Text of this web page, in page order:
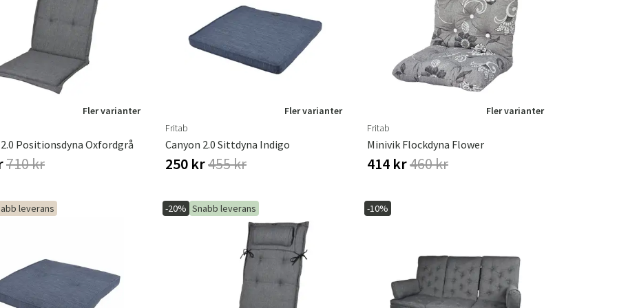
Hängstolar
Trädgårdsredskap
Hallmöbler
Underhållsprodukter
Badrumsmattor
Småförvaring Badrumsinredning
Fler varianter
Positionsdyna Oxfordgrå
710 kr
Fler varianter
Fritab
Canyon 2.0 Sittdyna Indigo
250 kr455 kr
Fler varianter
Fritab
Minivik Flockdyna Flower
414 kr460 kr
leverans -20% Snabb leverans -10%